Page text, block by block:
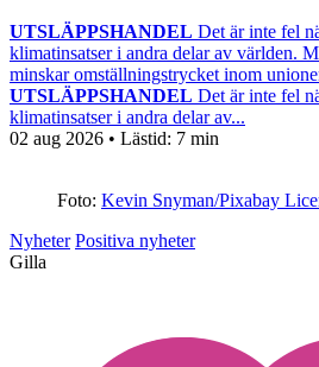
UTSLÄPPSHANDEL Det är inte fel
klimatinsatser i andra delar av världen.
minskar omställningstrycket inom
UTSLÄPPSHANDEL Det är inte fel
klimatinsatser i andra delar av...
02 aug 2026 • Lästid: 7 min
Foto: Kevin Snyman/Pixabay
Nyheter Positiva nyheter
Gilla